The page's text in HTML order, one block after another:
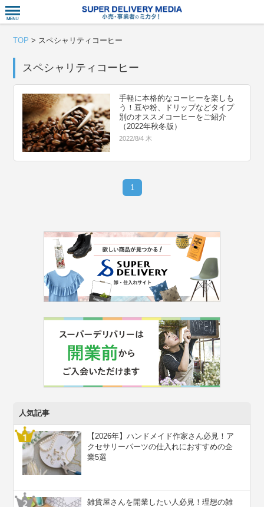
TOP > スペシャリティコーヒー
スペシャリティコーヒー
手軽に本格的なコーヒーを楽しも
う！豆や粉、ドリップなどタイプ
別のオススメコーヒーをご紹介
（2022年秋冬版）
2022/8/4 木
1
人気記事
【2026年】ハンドメイド作家さん必見！ア
クセサリーパーツの仕入れにおすすめの企
業5選
雑貨屋さんを開業したい人必見！理想の雑